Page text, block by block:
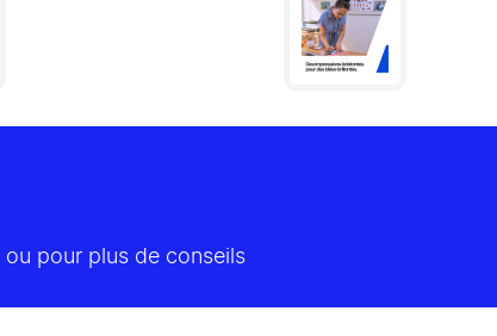
pour plus de conseils